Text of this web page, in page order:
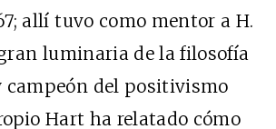
allí tuvo como mentor a H.
luminaria de la filosofía
campeón del positivismo
Hart ha relatado cómo